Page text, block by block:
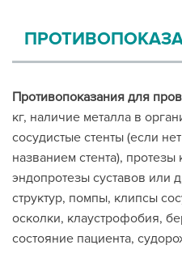
Противопоказания для
кг, наличие металла в
сосудистые стенты (если
названием стента), протезы
эндопротезы суставов или
структур, помпы, клипсы
осколки, клаустрофобия,
состояние пациента,